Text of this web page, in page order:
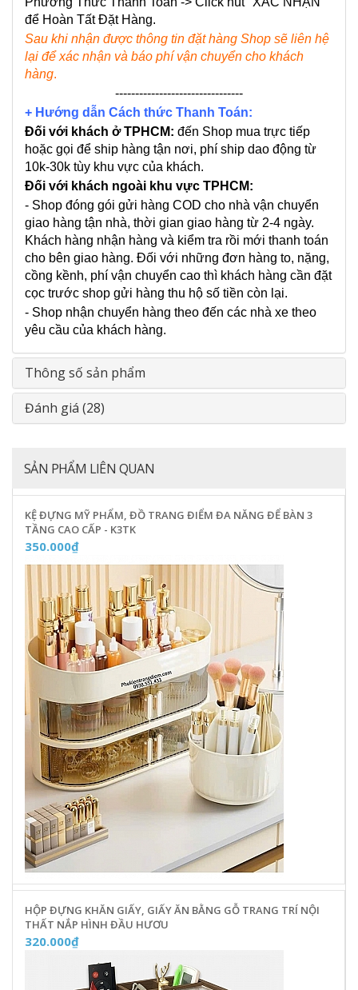
để Hoàn Tất Đặt Hàng.
Sau khi nhận được thông tin đặt hàng Shop sẽ liên hệ
lại để xác nhận và báo phí vận chuyển cho khách
hàng.
--------------------------------
+ Hướng dẫn Cách thức Thanh Toán:
Đối với khách ở TPHCM: đến Shop mua trực tiếp
hoặc gọi để ship hàng tận nơi, phí ship dao động từ
10k-30k tùy khu vực của khách.
Đối với khách ngoài khu vực TPHCM:
- Shop đóng gói gửi hàng COD cho nhà vận chuyển
giao hàng tận nhà, thời gian giao hàng từ 2-4 ngày.
Khách hàng nhận hàng và kiểm tra rồi mới thanh toán
cho bên giao hàng. Đối với những đơn hàng to, nặng,
cồng kềnh, phí vận chuyển cao thì khách hàng cần đặt
cọc trước shop gửi hàng thu hộ số tiền còn lại.
- Shop nhận chuyển hàng theo đến các nhà xe theo
yêu cầu của khách hàng.
Thông số sản phẩm
Đánh giá (28)
SẢN PHẨM LIÊN QUAN
KỆ ĐỰNG MỸ PHẨM, ĐỒ TRANG ĐIỂM ĐA NĂNG ĐỂ BÀN 3
TẦNG CAO CẤP - K3TK
350.000₫
HỘP ĐỰNG KHĂN GIẤY, GIẤY ĂN BẰNG GỖ TRANG TRÍ NỘI
THẤT NẮP HÌNH ĐẦU HƯƠU
320.000₫